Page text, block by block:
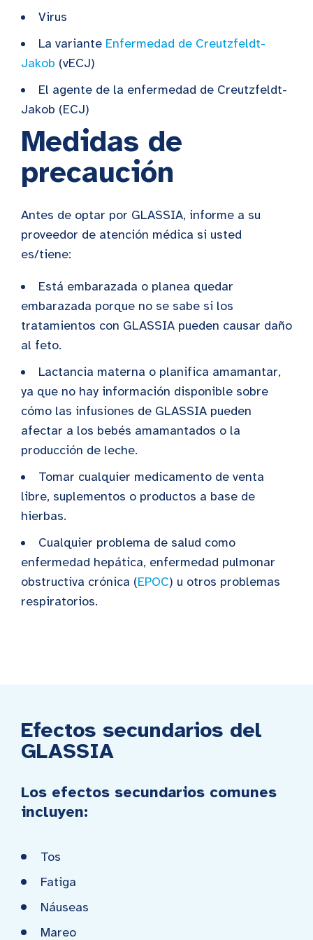
Virus
La variante Enfermedad de Creutzfeldt-
Jakob (vECJ)
El agente de la enfermedad de Creutzfeldt-
Jakob (ECJ)
Medidas de
precaución
Antes de optar por GLASSIA, informe a su
proveedor de atención médica si usted
es/tiene:
Está embarazada o planea quedar
embarazada porque no se sabe si los
tratamientos con GLASSIA pueden causar daño
al feto.
Lactancia materna o planifica amamantar,
ya que no hay información disponible sobre
cómo las infusiones de GLASSIA pueden
afectar a los bebés amamantados o la
producción de leche.
Tomar cualquier medicamento de venta
libre, suplementos o productos a base de
hierbas.
Cualquier problema de salud como
enfermedad hepática, enfermedad pulmonar
obstructiva crónica (EPOC) u otros problemas
respiratorios.
Efectos secundarios del
GLASSIA
Los efectos secundarios comunes
incluyen:
Tos
Fatiga
Náuseas
Mareo